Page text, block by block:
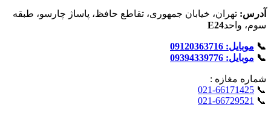
آدرس: تهران، خیابان جمهوری، تقاطع حافظ، پاساژ چارسو، طبقه
سوم، واحدE24
📞 موبایل: 09120363716
📞 موبایل: 09394339776
شماره‌ مغازه :
📞
021-66171425
📞
021-66729521